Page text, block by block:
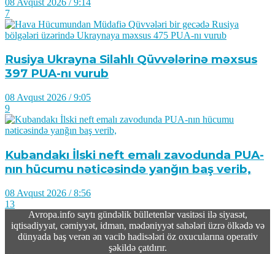
7
Rusiya Ukrayna Silahlı Qüvvələrinə məxsus
397 PUA-nı vurub
08 Avqust 2026 / 9:05
9
Kubandakı İlski neft emalı zavodunda PUA-
nın hücumu nəticəsində yanğın baş verib,
08 Avqust 2026 / 8:56
13
Avropa.info saytı gündəlik bülletenlər vasitəsi ilə siyasət,
iqtisadiyyat, cəmiyyət, idman, mədəniyyət sahələri üzrə ölkədə və
dünyada baş verən ən vacib hadisələri öz oxucularına operativ
şəkildə çatdırır.